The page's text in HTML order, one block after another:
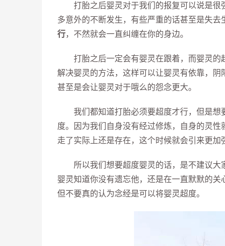
打胎之后婴灵对于我们的报复可以说是很
多意外的不断发生，有些严重的话甚至是失
行，不然就会一直纠缠在你的身边。
打胎之后一定会有婴灵在跟着，而婴灵的
解决婴灵的方法，这样可以让婴灵有依靠，阴
甚至是会让婴灵对于哦么的怨念更大。
我们都知道打胎必须要超度才行，但是想
度。因为我们自身没有经过修炼，自身的灵
走了实际上还是存在，这个时候就会引来更加
所以我们想要超度婴灵的话，是不建议大
婴灵知道你没有遗忘他，还是在一直默默的关
但不要真的认为念经是可以将婴灵超度。